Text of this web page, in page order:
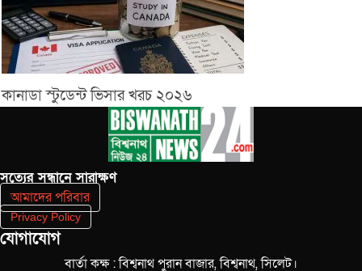
কানাডা স্টুডেন্ট ভিসার খরচ ২০২৬
সত‌্যের সন্ধানে সারাক্ষণ
আমাদের পরিবার
Privacy Policy
যোগাযোগ
বার্তা কক্ষ : বিশ্বনাথ পুরান বাজার, বিশ্বনাথ, সিলেট।